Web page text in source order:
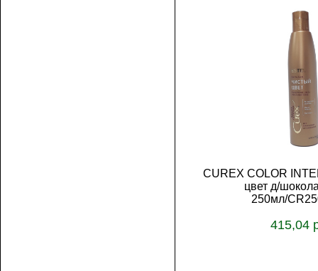
CUREX COLOR
цвет д/
250мл/
415,04
В